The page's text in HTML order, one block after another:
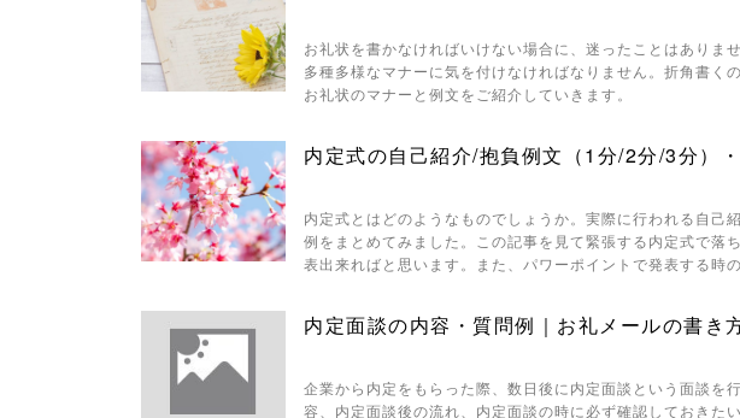
お礼状を書かなければいけない場合に、迷ったことはありま
多種多様なマナーに気を付けなければなりません。折角書く
お礼状のマナーと例文をご紹介していきます。
内定式の自己紹介/抱負例文（1分/2分/3分）
内定式とはどのようなものでしょうか。実際に行われる自己
例をまとめてみました。この記事を見て緊張する内定式で落
表出来ればと思います。また、パワーポイントで発表する時
内定面談の内容・質問例｜お礼メールの書き
企業から内定をもらった際、数日後に内定面談という面談を
容、内定面談後の流れ、内定面談の時に必ず確認しておきた